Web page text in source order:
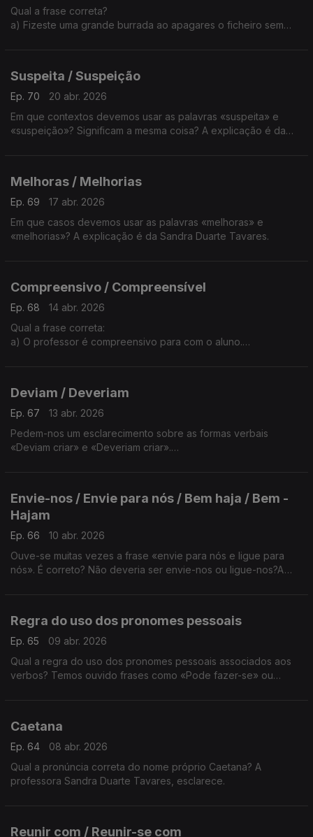
Qual a frase correta?
a) Fizeste uma grande burrada ao apagares o ficheiro sem
Suspeita / Suspeição
Ep. 70
20 abr. 2026
Em que contextos devemos usar as palavras «suspeita» e
«suspeição»? Significam a mesma coisa? A explicação é da
Melhoras / Melhorias
Ep. 69
17 abr. 2026
Em que casos devemos usar as palavras «melhoras» e
«melhorias»? A explicação é da Sandra Duarte Tavares.
Compreensivo / Compreensível
Ep. 68
14 abr. 2026
Qual a frase correta:
a) O professor é compreensivo para com o aluno.
Deviam / Deveriam
Ep. 67
13 abr. 2026
Pedem-nos um esclarecimento sobre as formas verbais
«Deviam criar» e «Deveriam criar».
Envie-nos / Envie para nós / Bem haja / Bem -
Hajam
Ep. 66
10 abr. 2026
Ouve-se muitas vezes a frase «envie para nós e ligue para
nós». É correto? Não deveria ser envie-nos ou ligue-nos?A
Regra do uso dos pronomes pessoais
Ep. 65
09 abr. 2026
Qual a regra do uso dos pronomes pessoais associados aos
verbos? Temos ouvido frases como «Pode fazer-se» ou
Caetana
Ep. 64
08 abr. 2026
Qual a pronúncia correta do nome próprio Caetana? A
professora Sandra Duarte Tavares, esclarece.
Reunir com / Reunir-se com